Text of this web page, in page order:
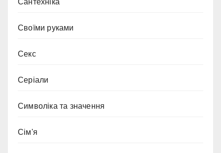
Своїми руками
Секс
Серіали
Символіка та значення
Сім'я